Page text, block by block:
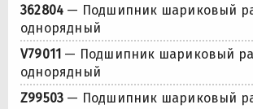
362804 — Подшипник шариковый
однорядный
V79011 — Подшипник шариковый
однорядный
Z99503 — Подшипник шариковый